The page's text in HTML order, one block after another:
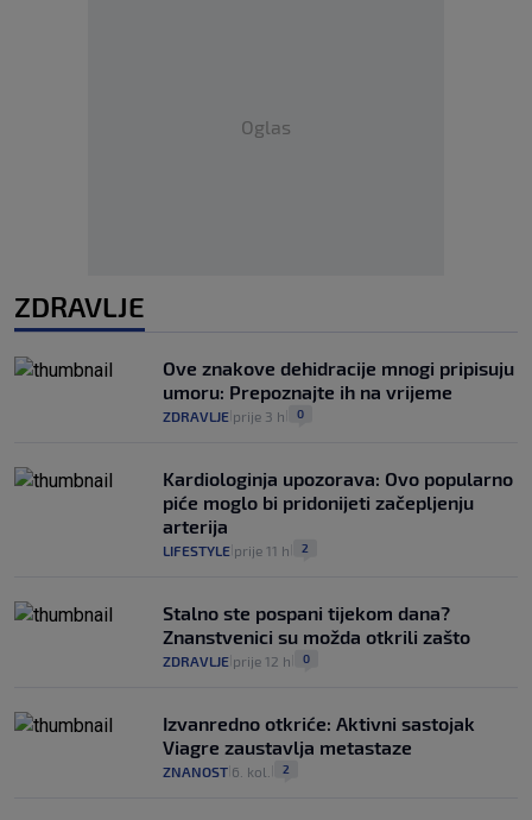
Oglas
ZDRAVLJE
Ove znakove dehidracije mnogi pripisuju
umoru: Prepoznajte ih na vrijeme
ZDRAVLJE prije 3 h 0
Kardiologinja upozorava: Ovo popularno
piće moglo bi pridonijeti začepljenju
arterija
LIFESTYLE prije 11 h 2
Stalno ste pospani tijekom dana?
Znanstvenici su možda otkrili zašto
ZDRAVLJE prije 12 h 0
Izvanredno otkriće: Aktivni sastojak
Viagre zaustavlja metastaze
ZNANOST 6. kol. 2